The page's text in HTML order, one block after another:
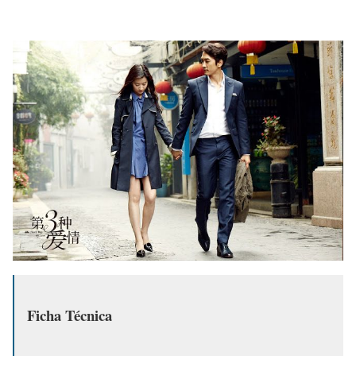
Ficha Técnica